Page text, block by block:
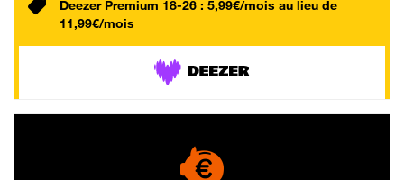
Deezer Premium 18-26 : 5,99€/mois au lieu de
11,99€/mois